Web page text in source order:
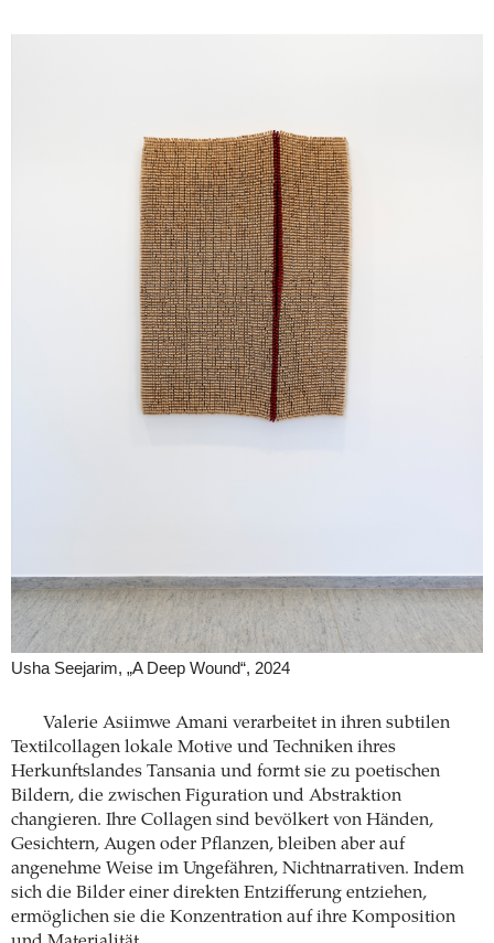
Usha Seejarim, „A Deep Wound“, 2024
Valerie Asiimwe Amani verarbeitet in ihren subtilen
Textilcollagen lokale Motive und Techniken ihres
Herkunftslandes Tansania und formt sie zu poetischen
Bildern, die zwischen Figuration und Abstraktion
changieren. Ihre Collagen sind bevölkert von Händen,
Gesichtern, Augen oder Pflanzen, bleiben aber auf
angenehme Weise im Ungefähren, Nichtnarrativen. Indem
sich die Bilder einer direkten Entzifferung entziehen,
ermöglichen sie die Konzentration auf ihre Komposition